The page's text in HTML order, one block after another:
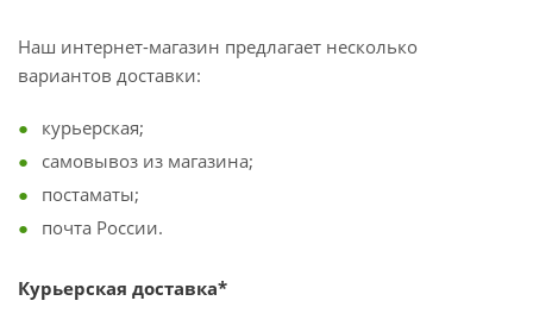
Наш интернет-магазин предлагает несколько
вариантов доставки:
курьерская;
самовывоз из магазина;
постаматы;
почта России.
Курьерская доставка*